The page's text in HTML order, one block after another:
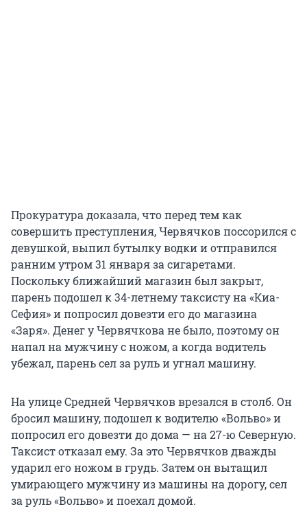
Прокуратура доказала, что перед тем как
совершить преступления, Червячков поссорился с
девушкой, выпил бутылку водки и отправился
ранним утром 31 января за сигаретами.
Поскольку ближайший магазин был закрыт,
парень подошел к 34-летнему таксисту на «Киа-
Сефия» и попросил довезти его до магазина
«Заря». Денег у Червячкова не было, поэтому он
напал на мужчину с ножом, а когда водитель
убежал, парень сел за руль и угнал машину.
На улице Средней Червячков врезался в столб. Он
бросил машину, подошел к водителю «Вольво» и
попросил его довезти до дома — на 27-ю Северную.
Таксист отказал ему. За это Червячков дважды
ударил его ножом в грудь. Затем он вытащил
умирающего мужчину из машины на дорогу, сел
за руль «Вольво» и поехал домой.